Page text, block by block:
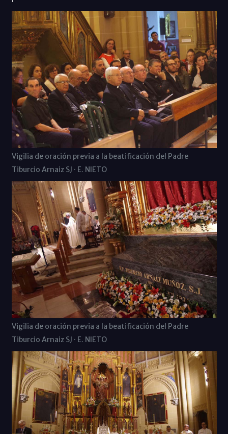
Vigilia de oración previa a la beatificación del Padre
Tiburcio Arnaiz SJ · E. NIETO
Vigilia de oración previa a la beatificación del Padre
Tiburcio Arnaiz SJ · E. NIETO